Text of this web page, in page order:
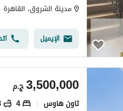
مدينة الشروق، القاهرة
الإيميل
ج.م3,500,000
تاون هاوس 4